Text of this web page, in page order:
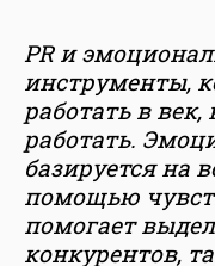
PR и
инструменты,
работать в век,
работать.
базируется на
помощью
помогает
конкурентов,